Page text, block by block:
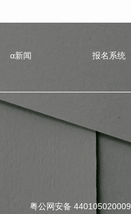
α新闻 报名系统
粤公网安备